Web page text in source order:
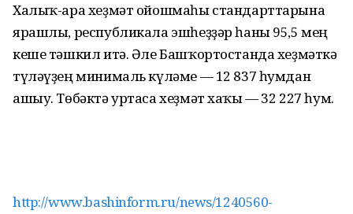
Халыҡ-ара хеҙмәт ойошмаһы стандарттарына
ярашлы, республикала эшһеҙҙәр һаны 95,5 мең
кеше тәшкил итә. Әле Башҡортостанда хеҙмәткә
түләүҙең минималь күләме — 12 837 һумдан
ашыу. Төбәктә уртаса хеҙмәт хаҡы — 32 227 һум.
http://www.bashinform.ru/news/1240560-